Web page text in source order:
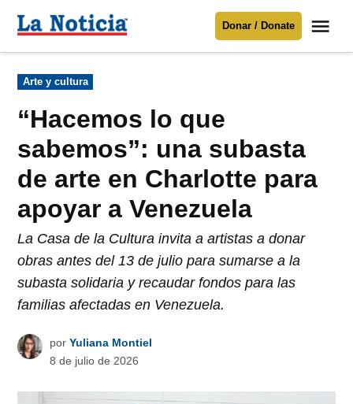
Para mantenerte informado necesitamos
Donar
contenido
Noticia
Donar / Donate
Publicado
en
Arte y cultura
“Hacemos lo que
sabemos”: una subasta
de arte en Charlotte para
apoyar a Venezuela
La Casa de la Cultura invita a artistas a donar
obras antes del 13 de julio para sumarse a la
subasta solidaria y recaudar fondos para las
familias afectadas en Venezuela.
por Yuliana Montiel
8 de julio de 2026